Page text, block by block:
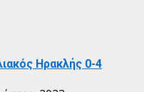
Ηρακλής 0-4